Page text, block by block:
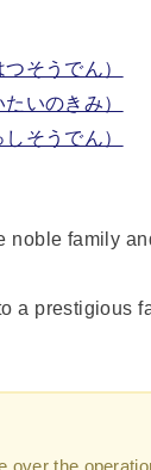
そうでん）
いのきみ）
そうでん）
noble family
a prestigious
over the